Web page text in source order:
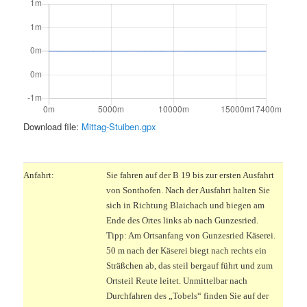
Download file: Mittag-Stuiben.gpx
Anfahrt:
Sie fahren auf der B 19 bis zur ersten Ausfahrt
von Sonthofen. Nach der Ausfahrt halten Sie
sich in Richtung Blaichach und biegen am
Ende des Ortes links ab nach Gunzesried.
Tipp: Am Ortsanfang von Gunzesried Käserei.
50 m nach der Käserei biegt nach rechts ein
Sträßchen ab, das steil bergauf führt und zum
Ortsteil Reute leitet. Unmittelbar nach
Durchfahren des „Tobels“ finden Sie auf der